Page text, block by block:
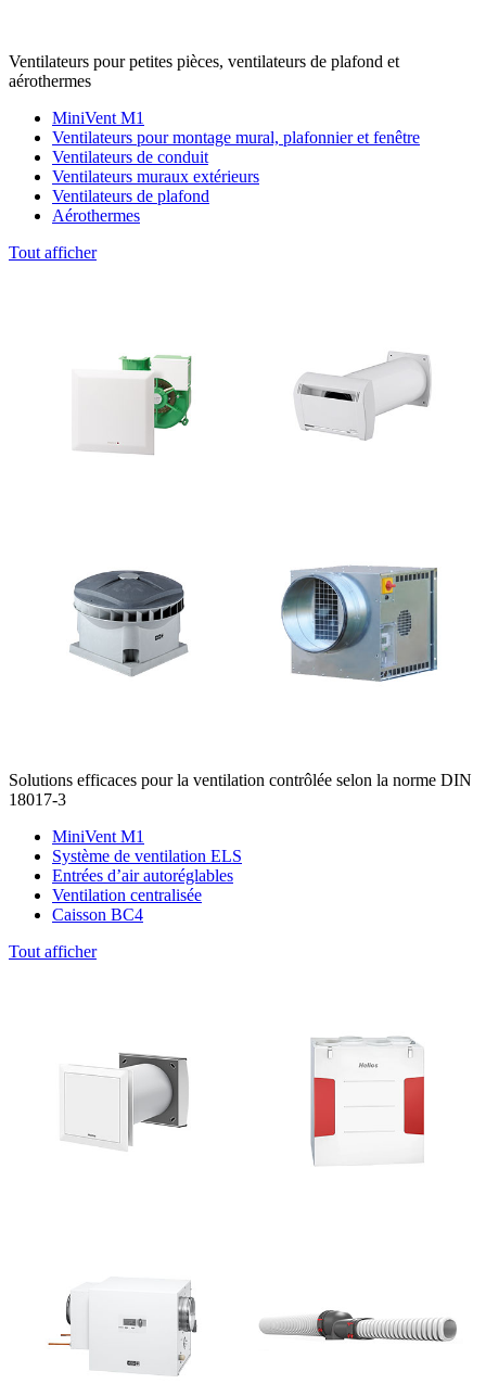
Ventilateurs pour petites pièces, ventilateurs de plafond et
aérothermes
MiniVent M1
Ventilateurs pour montage mural, plafonnier et fenêtre
Ventilateurs de conduit
Ventilateurs muraux extérieurs
Ventilateurs de plafond
Aérothermes
Tout afficher
Solutions efficaces pour la ventilation contrôlée selon la norme DIN
18017-3
MiniVent M1
Système de ventilation ELS
Entrées d’air autoréglables
Ventilation centralisée
Caisson BC4
Tout afficher